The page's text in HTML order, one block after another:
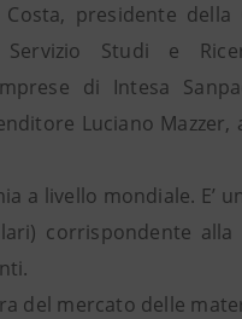
presidente
Studi e
Imprese di Intesa
Luciano
a livello mondiale.
corrispondente
del mercato delle